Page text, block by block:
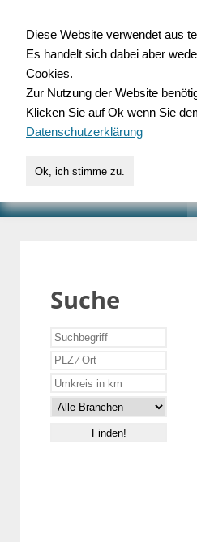
für
Suche
Diese Website verwendet aus
Es handelt sich dabei aber
Cookies.
Zur Nutzung der Website
Klicken Sie auf Ok wenn Sie
Datenschutzerklärung
Ok, ich stimme zu.